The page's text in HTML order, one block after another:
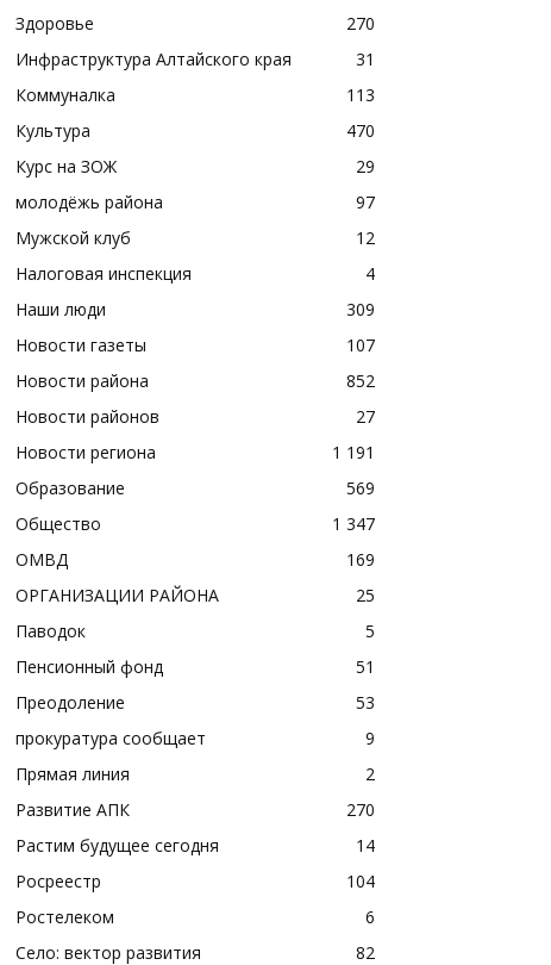
Здоровье
270
Инфраструктура Алтайского края
31
Коммуналка
113
Культура
470
Курс на ЗОЖ
29
молодёжь района
97
Мужской клуб
12
Налоговая инспекция
4
Наши люди
309
Новости газеты
107
Новости района
852
Новости районов
27
Новости региона
1 191
Образование
569
Общество
1 347
ОМВД
169
ОРГАНИЗАЦИИ РАЙОНА
25
Паводок
5
Пенсионный фонд
51
Преодоление
53
прокуратура сообщает
9
Прямая линия
2
Развитие АПК
270
Растим будущее сегодня
14
Росреестр
104
Ростелеком
6
Село: вектор развития
82